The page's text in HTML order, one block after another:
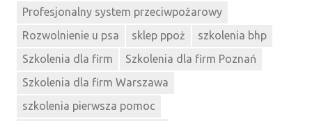
Profesjonalny system przeciwpożarowy
Rozwolnienie u psa
sklep ppoż
szkolenia bhp
Szkolenia dla firm
Szkolenia dla firm Poznań
Szkolenia dla firm Warszawa
szkolenia pierwsza pomoc